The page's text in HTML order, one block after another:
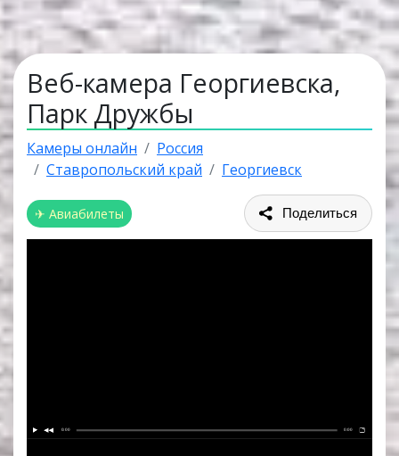
Веб-камера Георгиевска,
Парк Дружбы
Камеры онлайн
Россия
Ставропольский край
Георгиевск
✈ Авиабилеты Поделиться
0:00 0:00